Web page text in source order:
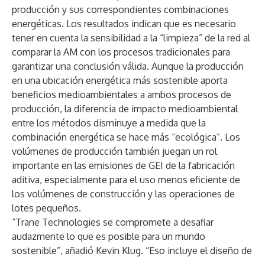
producción y sus correspondientes combinaciones
energéticas. Los resultados indican que es necesario
tener en cuenta la sensibilidad a la “limpieza” de la red al
comparar la AM con los procesos tradicionales para
garantizar una conclusión válida. Aunque la producción
en una ubicación energética más sostenible aporta
beneficios medioambientales a ambos procesos de
producción, la diferencia de impacto medioambiental
entre los métodos disminuye a medida que la
combinación energética se hace más “ecológica”. Los
volúmenes de producción también juegan un rol
importante en las emisiones de GEI de la fabricación
aditiva, especialmente para el uso menos eficiente de
los volúmenes de construcción y las operaciones de
lotes pequeños.
“Trane Technologies se compromete a desafiar
audazmente lo que es posible para un mundo
sostenible”, añadió Kevin Klug. “Eso incluye el diseño de